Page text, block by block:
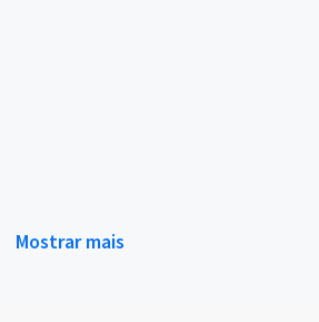
Mostrar mais